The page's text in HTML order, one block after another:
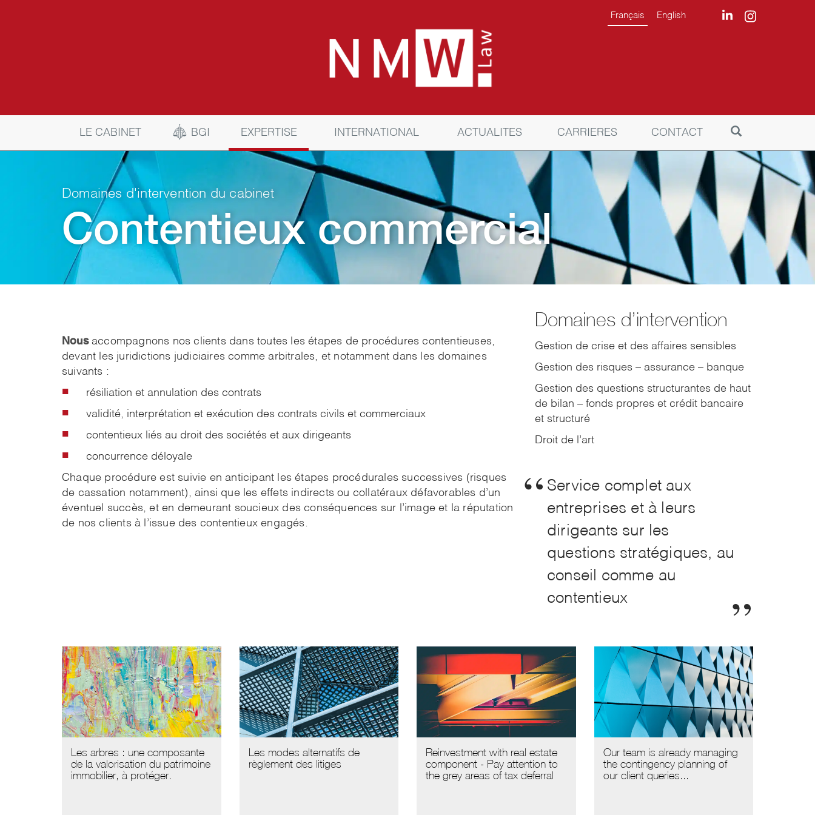
Français English
LE CABINET BGI EXPERTISE INTERNATIONAL ACTUALITES CARRIERES CONTACT
Domaines d'intervention du cabinet
Contentieux commercial
Nousaccompagnons nos clients dans toutes les étapes de procédures contentieuses,
devant les juridictions judiciaires comme arbitrales, et notamment dans les domaines
suivants :
résiliation et annulation des contrats
validité, interprétation et exécution des contrats civils et commerciaux
contentieux liés au droit des sociétés et aux dirigeants
concurrence déloyale
Chaque procédure est suivie en anticipant les étapes procédurales successives (risques
de cassation notamment), ainsi que les effets indirects ou collatéraux défavorables d’un
éventuel succès, et en demeurant soucieux des conséquences sur l’image et la réputation
de nos clients à l’issue des contentieux engagés.
Domaines d’intervention
Gestion de crise et des affaires sensibles
Gestion des risques – assurance – banque
Gestion des questions structurantes de haut
de bilan – fonds propres et crédit bancaire
et structuré
Droit de l’art
Service complet aux
entreprises et à leurs
dirigeants sur les
questions stratégiques, au
conseil comme au
contentieux
Les arbres : une composante
de la valorisation du patrimoine
immobilier, à protéger.
Les modes alternatifs de
règlement des litiges
Reinvestment with real estate
component - Pay attention to
the grey areas of tax deferral
Our team is already managing
the contingency planning of
our client queries...